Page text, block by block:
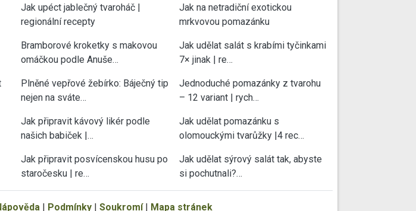
Jak upéct jablečný tvaroháč |
regionální recepty
Bramborové kroketky s makovou
omáčkou podle Anuše…
Plněné vepřové žebírko: Báječný tip
nejen na sváte…
Jak připravit kávový likér podle
našich babiček |…
Jak připravit posvícenskou husu po
staročesku | re…
Jak na netradiční exotickou
mrkvovou pomazánku
Jak udělat salát s krabími tyčinkami
7× jinak | re…
Jednoduché pomazánky z tvarohu
– 12 variant | rych…
Jak udělat pomazánku s
olomouckými tvarůžky |4 rec…
Jak udělat sýrový salát tak, abyste
si pochutnali?…
| Podmínky | Soukromí| Mapa stránek